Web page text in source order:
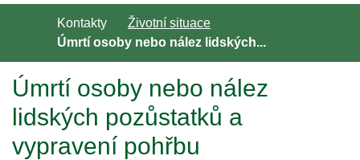
Úvodní stránka
Kontakty Životní situace
Úmrtí osoby nebo nález lidských...
Úmrtí osoby nebo nález
lidských pozůstatků a
vypravení pohřbu